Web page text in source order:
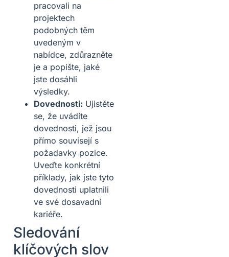
pracovali na
projektech
podobných těm
uvedeným v
nabídce, zdůrazněte
je a popište, jaké
jste dosáhli
výsledky.
Dovednosti: Ujistěte
se, že uvádíte
dovednosti, jež jsou
přímo souvisejí s
požadavky pozice.
Uveďte konkrétní
příklady, jak jste tyto
dovednosti uplatnili
ve své dosavadní
kariéře.
Sledování
klíčových slov